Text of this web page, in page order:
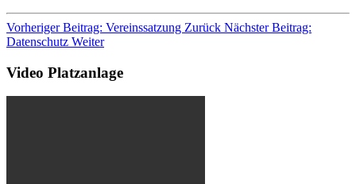
Vorheriger Beitrag: Vereinssatzung Zurück Nächster Beitrag:
Datenschutz Weiter
Video Platzanlage